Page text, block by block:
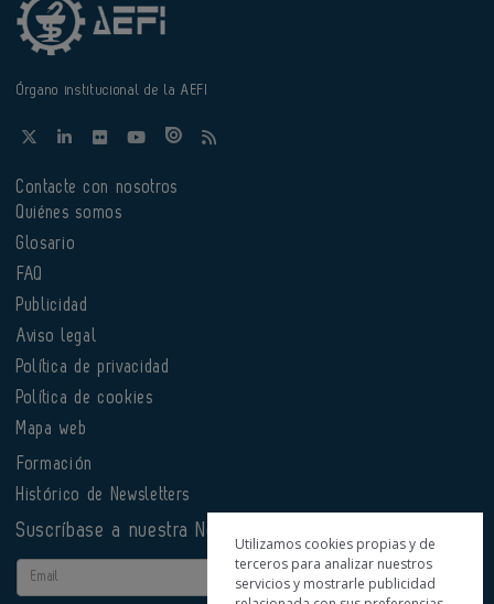
Órgano institucional de la AEFI
Contacte con nosotros
Quiénes somos
Glosario
FAQ
Publicidad
Aviso legal
Política de privacidad
Política de cookies
Mapa web
Formación
Histórico de Newsletters
Suscríbase a nuestra Newsletter
Email
Utilizamos cookies propias y de
terceros para analizar nuestros
servicios y mostrarle publicidad